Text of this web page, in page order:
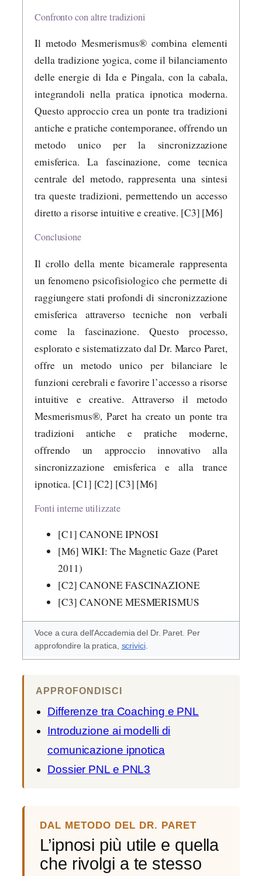
Confronto con altre tradizioni
Il metodo Mesmerismus® combina elementi
della tradizione yogica, come il bilanciamento
delle energie di Ida e Pingala, con la cabala,
integrandoli nella pratica ipnotica moderna.
Questo approccio crea un ponte tra tradizioni
antiche e pratiche contemporanee, offrendo un
metodo unico per la sincronizzazione
emisferica. La fascinazione, come tecnica
centrale del metodo, rappresenta una sintesi
tra queste tradizioni, permettendo un accesso
diretto a risorse intuitive e creative. [C3] [M6]
Conclusione
Il crollo della mente bicamerale rappresenta
un fenomeno psicofisiologico che permette di
raggiungere stati profondi di sincronizzazione
emisferica attraverso tecniche non verbali
come la fascinazione. Questo processo,
esplorato e sistematizzato dal Dr. Marco Paret,
offre un metodo unico per bilanciare le
funzioni cerebrali e favorire l’accesso a risorse
intuitive e creative. Attraverso il metodo
Mesmerismus®, Paret ha creato un ponte tra
tradizioni antiche e pratiche moderne,
offrendo un approccio innovativo alla
sincronizzazione emisferica e alla trance
ipnotica. [C1] [C2] [C3] [M6]
Fonti interne utilizzate
[C1] CANONE IPNOSI
[M6] WIKI: The Magnetic Gaze (Paret
2011)
[C2] CANONE FASCINAZIONE
[C3] CANONE MESMERISMUS
Voce a cura dell’Accademia del Dr. Paret. Per
approfondire la pratica, scrivici.
APPROFONDISCI
Differenze tra Coaching e PNL
Introduzione ai modelli di
comunicazione ipnotica
Dossier PNL e PNL3
DAL METODO DEL DR. PARET
L’ipnosi più utile e quella
che rivolgi a te stesso